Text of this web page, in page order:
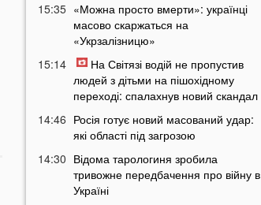
15:35 «Можна просто вмерти»: українці
масово скаржаться на
«Укрзалізницю»
15:14
На Світязі водій не пропустив
людей з дітьми на пішохідному
переході: спалахнув новий скандал
14:46 Росія готує новий масований удар:
які області під загрозою
14:30 Відома тарологиня зробила
тривожне передбачення про війну в
Україні